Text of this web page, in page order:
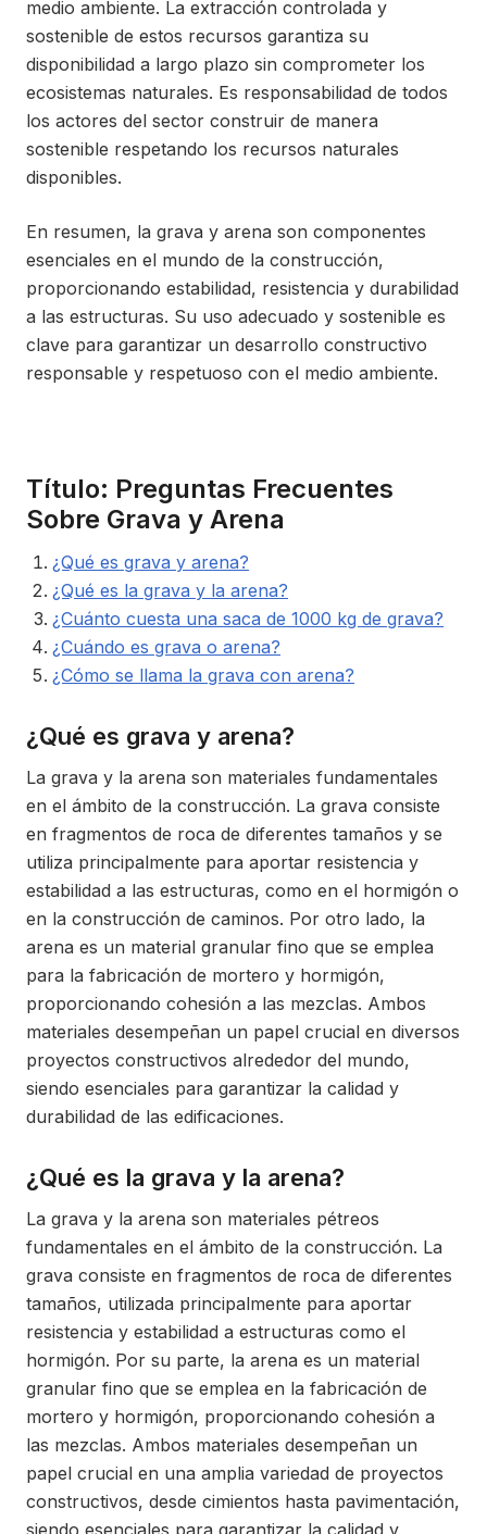
medio ambiente. La extracción controlada y
sostenible de estos recursos garantiza su
disponibilidad a largo plazo sin comprometer los
ecosistemas naturales. Es responsabilidad de todos
los actores del sector construir de manera
sostenible respetando los recursos naturales
disponibles.
En resumen, la grava y arena son componentes
esenciales en el mundo de la construcción,
proporcionando estabilidad, resistencia y durabilidad
a las estructuras. Su uso adecuado y sostenible es
clave para garantizar un desarrollo constructivo
responsable y respetuoso con el medio ambiente.
Título: Preguntas Frecuentes
Sobre Grava y Arena
¿Qué es grava y arena?
¿Qué es la grava y la arena?
¿Cuánto cuesta una saca de 1000 kg de grava?
¿Cuándo es grava o arena?
¿Cómo se llama la grava con arena?
¿Qué es grava y arena?
La grava y la arena son materiales fundamentales
en el ámbito de la construcción. La grava consiste
en fragmentos de roca de diferentes tamaños y se
utiliza principalmente para aportar resistencia y
estabilidad a las estructuras, como en el hormigón o
en la construcción de caminos. Por otro lado, la
arena es un material granular fino que se emplea
para la fabricación de mortero y hormigón,
proporcionando cohesión a las mezclas. Ambos
materiales desempeñan un papel crucial en diversos
proyectos constructivos alrededor del mundo,
siendo esenciales para garantizar la calidad y
durabilidad de las edificaciones.
¿Qué es la grava y la arena?
La grava y la arena son materiales pétreos
fundamentales en el ámbito de la construcción. La
grava consiste en fragmentos de roca de diferentes
tamaños, utilizada principalmente para aportar
resistencia y estabilidad a estructuras como el
hormigón. Por su parte, la arena es un material
granular fino que se emplea en la fabricación de
mortero y hormigón, proporcionando cohesión a
las mezclas. Ambos materiales desempeñan un
papel crucial en una amplia variedad de proyectos
constructivos, desde cimientos hasta pavimentación,
siendo esenciales para garantizar la calidad y